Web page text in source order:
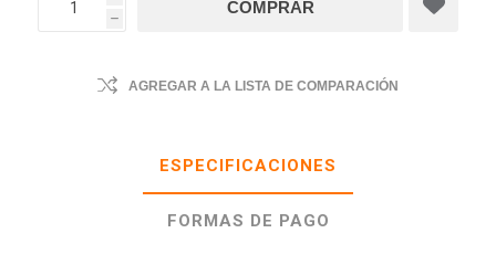
h
AGREGAR A LA LISTA DE COMPARACIÓN
ESPECIFICACIONES
FORMAS DE PAGO